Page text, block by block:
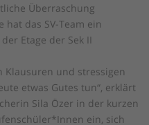
Überraschung
das SV-Team ein
Etage der Sek II
Klausuren und stressigen
etwas Gutes tun“, erklärt
Sila Özer in der kurzen
ein, sich